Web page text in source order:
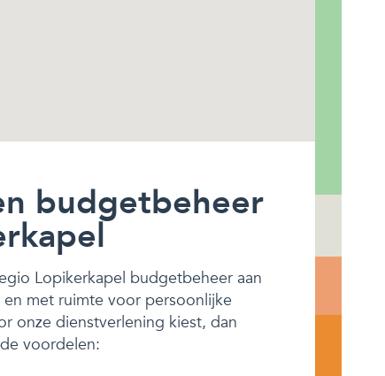
budgetbeheer
Lopikerkapel budgetbeheer aan
met ruimte voor persoonlijke
onze dienstverlening kiest, dan
voordelen: